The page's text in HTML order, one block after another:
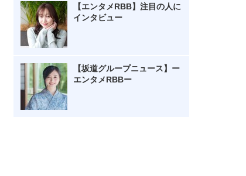
【エンタメRBB】注目の人に
インタビュー
【坂道グループニュース】ー
エンタメRBBー